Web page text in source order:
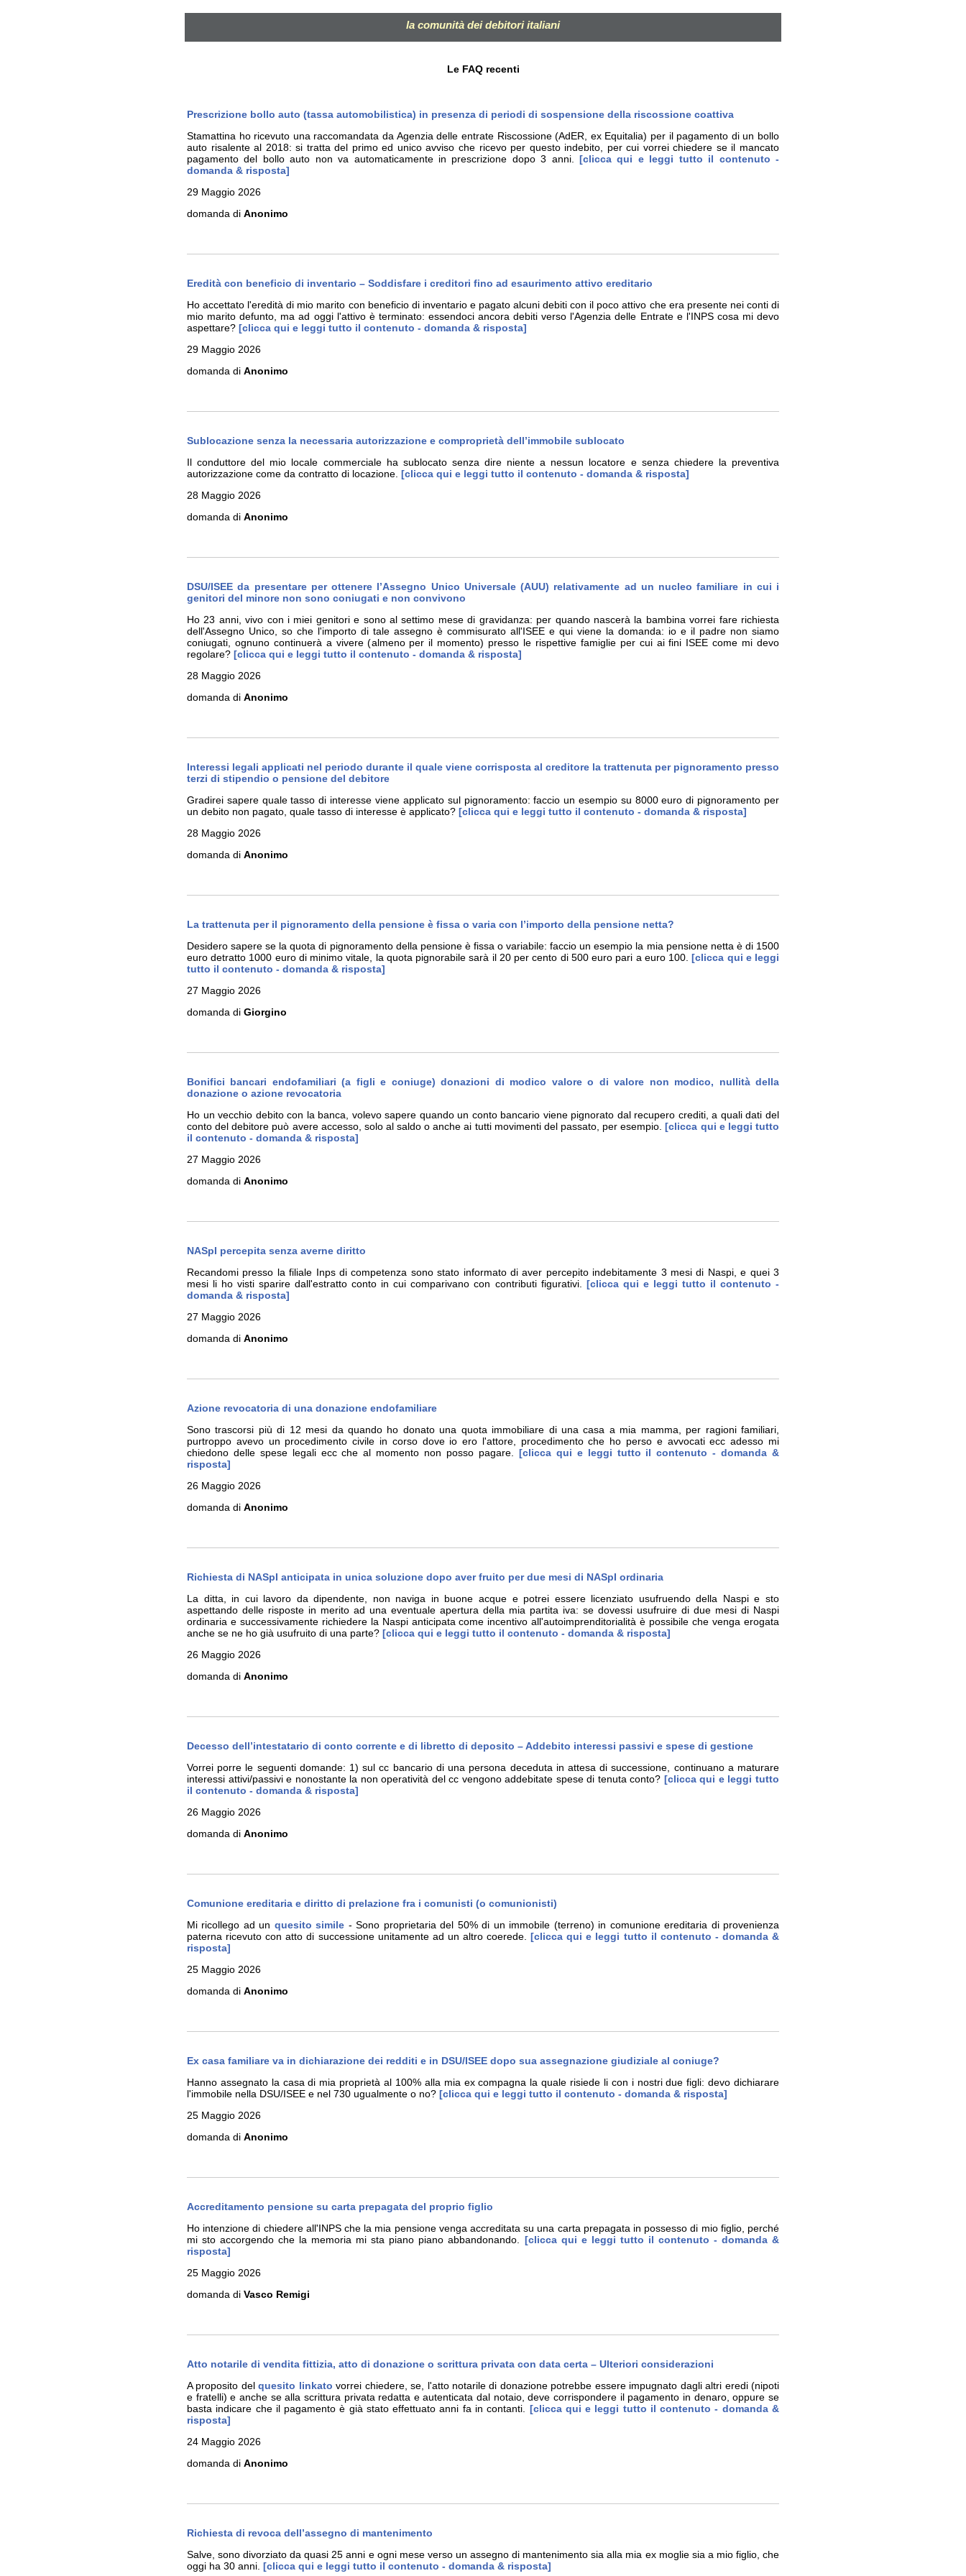
la comunità dei debitori italiani
Le FAQ recenti
Prescrizione bollo auto (tassa automobilistica) in presenza di periodi di sospensione della riscossione coattiva
Stamattina ho ricevuto una raccomandata da Agenzia delle entrate Riscossione (AdER, ex Equitalia) per il pagamento di un bollo
auto risalente al 2018: si tratta del primo ed unico avviso che ricevo per questo indebito, per cui vorrei chiedere se il mancato
pagamento del bollo auto non va automaticamente in prescrizione dopo 3 anni.
[clicca qui e leggi tutto il contenuto -
domanda & risposta]
29 Maggio 2026
domanda di Anonimo
Eredità con beneficio di inventario – Soddisfare i creditori fino ad esaurimento attivo ereditario
Ho accettato l'eredità di mio marito con beneficio di inventario e pagato alcuni debiti con il poco attivo che era presente nei conti di
mio marito defunto, ma ad oggi l'attivo è terminato: essendoci ancora debiti verso l'Agenzia delle Entrate e l'INPS cosa mi devo
aspettare? [clicca qui e leggi tutto il contenuto - domanda & risposta]
29 Maggio 2026
domanda di Anonimo
Sublocazione senza la necessaria autorizzazione e comproprietà dell’immobile sublocato
Il conduttore del mio locale commerciale ha sublocato senza dire niente a nessun locatore e senza chiedere la preventiva
autorizzazione come da contratto di locazione. [clicca qui e leggi tutto il contenuto - domanda & risposta]
28 Maggio 2026
domanda di Anonimo
DSU/ISEE da presentare per ottenere l’Assegno Unico Universale (AUU) relativamente ad un nucleo familiare in cui i
genitori del minore non sono coniugati e non convivono
Ho 23 anni, vivo con i miei genitori e sono al settimo mese di gravidanza: per quando nascerà la bambina vorrei fare richiesta
dell'Assegno Unico, so che l'importo di tale assegno è commisurato all'ISEE e qui viene la domanda: io e il padre non siamo
coniugati, ognuno continuerà a vivere (almeno per il momento) presso le rispettive famiglie per cui ai fini ISEE come mi devo
regolare? [clicca qui e leggi tutto il contenuto - domanda & risposta]
28 Maggio 2026
domanda di Anonimo
Interessi legali applicati nel periodo durante il quale viene corrisposta al creditore la trattenuta per pignoramento presso
terzi di stipendio o pensione del debitore
Gradirei sapere quale tasso di interesse viene applicato sul pignoramento: faccio un esempio su 8000 euro di pignoramento per
un debito non pagato, quale tasso di interesse è applicato? [clicca qui e leggi tutto il contenuto - domanda & risposta]
28 Maggio 2026
domanda di Anonimo
La trattenuta per il pignoramento della pensione è fissa o varia con l’importo della pensione netta?
Desidero sapere se la quota di pignoramento della pensione è fissa o variabile: faccio un esempio la mia pensione netta è di 1500
euro detratto 1000 euro di minimo vitale, la quota pignorabile sarà il 20 per cento di 500 euro pari a euro 100. [clicca qui e leggi
tutto il contenuto - domanda & risposta]
27 Maggio 2026
domanda di Giorgino
Bonifici bancari endofamiliari (a figli e coniuge) donazioni di modico valore o di valore non modico, nullità della
donazione o azione revocatoria
Ho un vecchio debito con la banca, volevo sapere quando un conto bancario viene pignorato dal recupero crediti, a quali dati del
conto del debitore può avere accesso, solo al saldo o anche ai tutti movimenti del passato, per esempio. [clicca qui e leggi tutto
il contenuto - domanda & risposta]
27 Maggio 2026
domanda di Anonimo
NASpI percepita senza averne diritto
Recandomi presso la filiale Inps di competenza sono stato informato di aver percepito indebitamente 3 mesi di Naspi, e quei 3
mesi li ho visti sparire dall'estratto conto in cui comparivano con contributi figurativi.
[clicca qui e leggi tutto il contenuto -
domanda & risposta]
27 Maggio 2026
domanda di Anonimo
Azione revocatoria di una donazione endofamiliare
Sono trascorsi più di 12 mesi da quando ho donato una quota immobiliare di una casa a mia mamma, per ragioni familiari,
purtroppo avevo un procedimento civile in corso dove io ero l'attore, procedimento che ho perso e avvocati ecc adesso mi
chiedono delle spese legali ecc che al momento non posso pagare.
[clicca qui e leggi tutto il contenuto - domanda &
risposta]
26 Maggio 2026
domanda di Anonimo
Richiesta di NASpI anticipata in unica soluzione dopo aver fruito per due mesi di NASpI ordinaria
La ditta, in cui lavoro da dipendente, non naviga in buone acque e potrei essere licenziato usufruendo della Naspi e sto
aspettando delle risposte in merito ad una eventuale apertura della mia partita iva: se dovessi usufruire di due mesi di Naspi
ordinaria e successivamente richiedere la Naspi anticipata come incentivo all'autoimprenditorialità è possibile che venga erogata
anche se ne ho già usufruito di una parte? [clicca qui e leggi tutto il contenuto - domanda & risposta]
26 Maggio 2026
domanda di Anonimo
Decesso dell’intestatario di conto corrente e di libretto di deposito – Addebito interessi passivi e spese di gestione
Vorrei porre le seguenti domande: 1) sul cc bancario di una persona deceduta in attesa di successione, continuano a maturare
interessi attivi/passivi e nonostante la non operatività del cc vengono addebitate spese di tenuta conto? [clicca qui e leggi tutto
il contenuto - domanda & risposta]
26 Maggio 2026
domanda di Anonimo
Comunione ereditaria e diritto di prelazione fra i comunisti (o comunionisti)
Mi ricollego ad un quesito simile - Sono proprietaria del 50% di un immobile (terreno) in comunione ereditaria di provenienza
paterna ricevuto con atto di successione unitamente ad un altro coerede. [clicca qui e leggi tutto il contenuto - domanda &
risposta]
25 Maggio 2026
domanda di Anonimo
Ex casa familiare va in dichiarazione dei redditi e in DSU/ISEE dopo sua assegnazione giudiziale al coniuge?
Hanno assegnato la casa di mia proprietà al 100% alla mia ex compagna la quale risiede li con i nostri due figli: devo dichiarare
l'immobile nella DSU/ISEE e nel 730 ugualmente o no? [clicca qui e leggi tutto il contenuto - domanda & risposta]
25 Maggio 2026
domanda di Anonimo
Accreditamento pensione su carta prepagata del proprio figlio
Ho intenzione di chiedere all'INPS che la mia pensione venga accreditata su una carta prepagata in possesso di mio figlio, perché
mi sto accorgendo che la memoria mi sta piano piano abbandonando.
[clicca qui e leggi tutto il contenuto - domanda &
risposta]
25 Maggio 2026
domanda di Vasco Remigi
Atto notarile di vendita fittizia, atto di donazione o scrittura privata con data certa – Ulteriori considerazioni
A proposito delquesito linkato vorrei chiedere, se, l'atto notarile di donazione potrebbe essere impugnato dagli altri eredi (nipoti
e fratelli) e anche se alla scrittura privata redatta e autenticata dal notaio, deve corrispondere il pagamento in denaro, oppure se
basta indicare che il pagamento è già stato effettuato anni fa in contanti.
[clicca qui e leggi tutto il contenuto - domanda &
risposta]
24 Maggio 2026
domanda di Anonimo
Richiesta di revoca dell’assegno di mantenimento
Salve, sono divorziato da quasi 25 anni e ogni mese verso un assegno di mantenimento sia alla mia ex moglie sia a mio figlio, che
oggi ha 30 anni. [clicca qui e leggi tutto il contenuto - domanda & risposta]